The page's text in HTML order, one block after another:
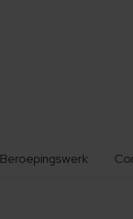
Beroepingswerk